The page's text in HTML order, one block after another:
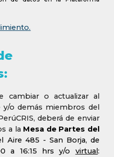
cambiar o actualizar al
y/o demás miembros del
deberá de enviar
a la Mesa de Partes del
Aire 485 - San Borja, de
a 16:15 hrs y/o virtual: